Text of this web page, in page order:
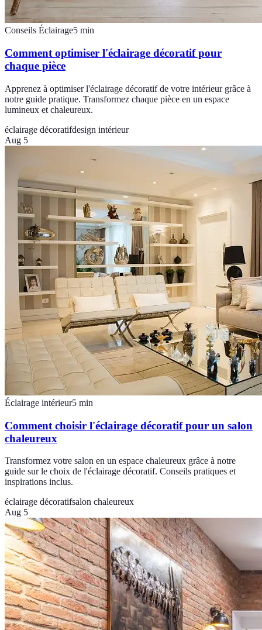
Conseils Éclairage5 min
Comment optimiser l'éclairage décoratif pour
chaque pièce
Apprenez à optimiser l'éclairage décoratif de votre intérieur grâce à
notre guide pratique. Transformez chaque pièce en un espace
lumineux et chaleureux.
éclairage décoratifdesign intérieur
Aug 5
Éclairage intérieur5 min
Comment choisir l'éclairage décoratif pour un salon
chaleureux
Transformez votre salon en un espace chaleureux grâce à notre
guide sur le choix de l'éclairage décoratif. Conseils pratiques et
inspirations inclus.
éclairage décoratifsalon chaleureux
Aug 5